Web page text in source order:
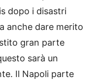
dopo i disastri
anche dare merito
gran parte
sarà un
Il Napoli parte